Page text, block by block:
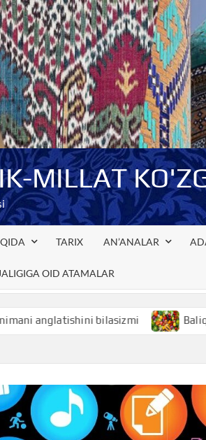
MILLAT
TARIX AN’ANALAR
OID ATAMALAR
bilasizmi Baliqko’z